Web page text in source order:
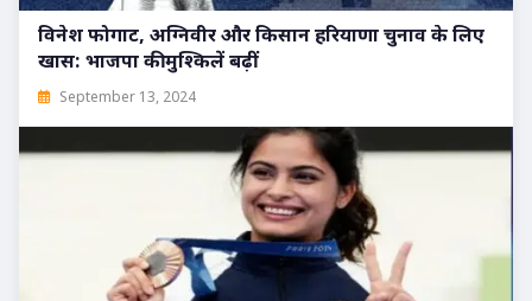
विनेश फोगाट, अग्निवीर और किसान हरियाणा चुनाव के लिए
खास: भाजपा की मुश्किलें बढ़ीं
September 13, 2024